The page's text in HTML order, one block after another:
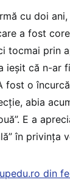
cu doi ani,
a fost
tocmai prin
ieșit că n-ar
fost o
abia
E a
în privința
din